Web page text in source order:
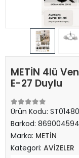
METİN 4lü
E-27 Duylu
Ürün Kodu: ST01480
Barkod:
Marka: METİN
Kategori: AVİZELER